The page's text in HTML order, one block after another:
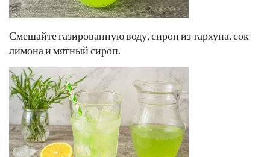
Смешайте газированную воду, сироп из тархуна, сок
лимона и мятный сироп.